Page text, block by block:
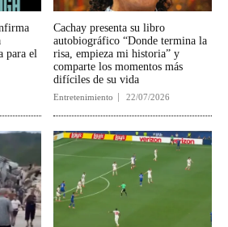
para el
Cachay presenta su libro
autobiográfico “Donde termina la
risa, empieza mi historia” y
comparte los momentos más
difíciles de su vida
Entretenimiento 22/07/2026